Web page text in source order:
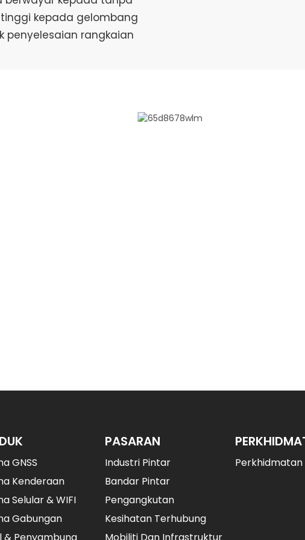
kepada gelombang
penyelesaian rangkaian
GNSS
Kenderaan
Selular & WIFI
Gabungan
PASARAN
Industri Pintar
Bandar Pintar
Pengangkutan
Kesihatan Terhubung
Perkhidmatan